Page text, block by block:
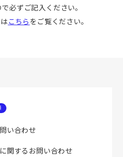
必ずご記入ください。
こちら をご覧ください。
い合わせ
関するお問い合わせ